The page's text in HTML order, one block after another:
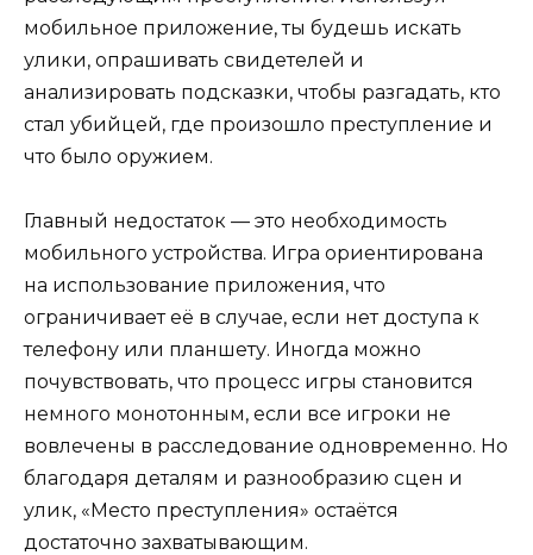
мобильное приложение, ты будешь искать
улики, опрашивать свидетелей и
анализировать подсказки, чтобы разгадать, кто
стал убийцей, где произошло преступление и
что было оружием.
Главный недостаток — это необходимость
мобильного устройства. Игра ориентирована
на использование приложения, что
ограничивает её в случае, если нет доступа к
телефону или планшету. Иногда можно
почувствовать, что процесс игры становится
немного монотонным, если все игроки не
вовлечены в расследование одновременно. Но
благодаря деталям и разнообразию сцен и
улик, «Место преступления» остаётся
достаточно захватывающим.